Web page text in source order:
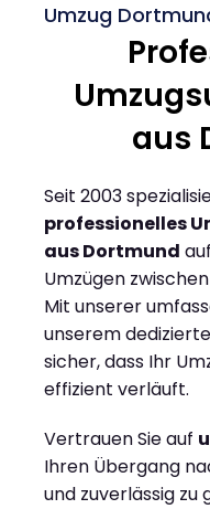
Umzug
aus
Seit 2003
professionelles
aus Dortmund
Umzügen
Mit unserer
unserem
sicher, dass Ihr
effizient verläuft.
Vertrauen Sie auf
Ihren Übergang
und zuverlässig zu